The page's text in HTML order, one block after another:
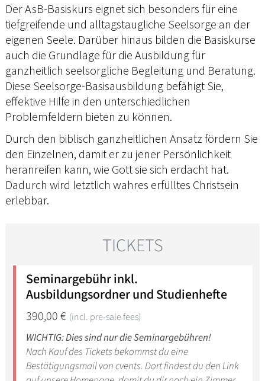
Der AsB-Basiskurs eignet sich besonders für eine
tiefgreifende und alltagstaugliche Seelsorge an der
eigenen Seele. Darüber hinaus bilden die Basiskurse
auch die Grundlage für die Ausbildung für
ganzheitlich seelsorgliche Begleitung und Beratung.
Diese Seelsorge-Basisausbildung befähigt Sie,
effektive Hilfe in den unterschiedlichen
Problemfeldern bieten zu können.
Durch den biblisch ganzheitlichen Ansatz fördern Sie
den Einzelnen, damit er zu jener Persönlichkeit
heranreifen kann, wie Gott sie sich erdacht hat.
Dadurch wird letztlich wahres erfülltes Christsein
erlebbar.